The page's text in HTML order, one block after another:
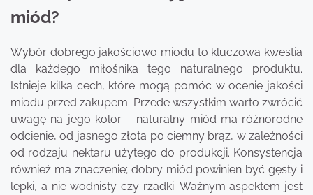
miód?
Wybór dobrego jakościowo miodu to kluczowa kwestia
dla każdego miłośnika tego naturalnego produktu.
Istnieje kilka cech, które mogą pomóc w ocenie jakości
miodu przed zakupem. Przede wszystkim warto zwrócić
uwagę na jego kolor – naturalny miód ma różnorodne
odcienie, od jasnego złota po ciemny brąz, w zależności
od rodzaju nektaru użytego do produkcji. Konsystencja
również ma znaczenie; dobry miód powinien być gęsty i
lepki, a nie wodnisty czy rzadki. Ważnym aspektem jest